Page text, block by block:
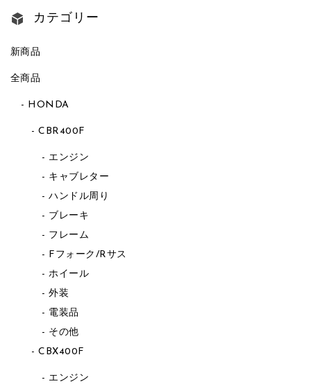
カテゴリー
新商品
全商品
HONDA
CBR400F
エンジン
キャブレター
ハンドル周り
ブレーキ
フレーム
Fフォーク/Rサス
ホイール
外装
電装品
その他
CBX400F
エンジン